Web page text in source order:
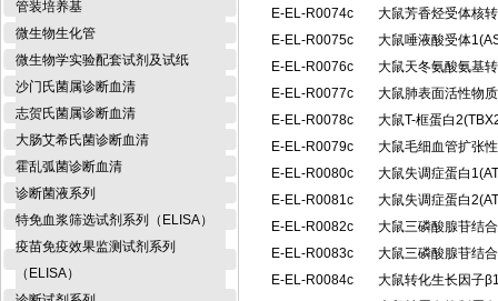
管装培养基
微生物生化管
微生物学实验配套试剂及试纸
沙门氏菌属诊断血清
志贺氏菌属诊断血清
大肠艾希氏菌诊断血清
霍乱弧菌诊断血清
诊断菌液系列
特免血浆筛选试剂系列（ELISA）
疫苗免疫效果监测试剂系列
（ELISA）
E-EL-R0074c
大鼠芳香烃受体核
E-EL-R0075c
大鼠唾液酸受体
E-EL-R0076c
大鼠天冬氨酸氨基
E-EL-R0077c
大鼠肺表面活性物
E-EL-R0078c
大鼠T-框蛋白
E-EL-R0079c
大鼠毛细血管扩张
E-EL-R0080c
大鼠失调症蛋白
E-EL-R0081c
大鼠失调症蛋白
E-EL-R0082c
大鼠三磷酸腺苷结
E-EL-R0083c
大鼠三磷酸腺苷结
E-EL-R0084c
大鼠转化生长因子